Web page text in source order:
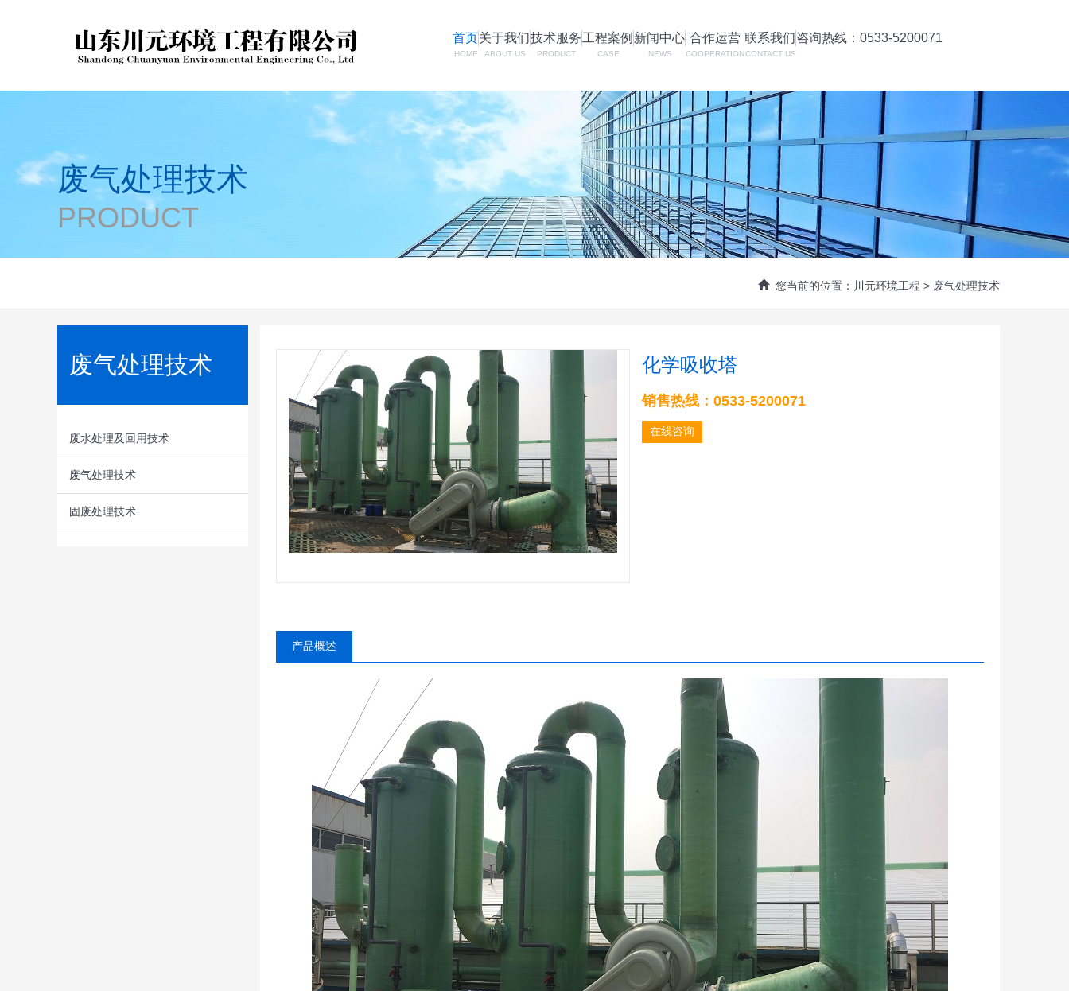
首页
HOME
关于我们
ABOUT US
技术服务
PRODUCT
工程案例
CASE
新闻中心
NEWS
合作运营
COOPERATION
联系我们
CONTACT US
咨询热线：0533-5200071
废气处理技术
PRODUCT
您当前的位置： 川元环境工程 > 废气处理技术
废气处理技术
废水处理及回用技术
废气处理技术
固废处理技术
化学吸收塔
销售热线：0533-5200071
在线咨询
产品概述